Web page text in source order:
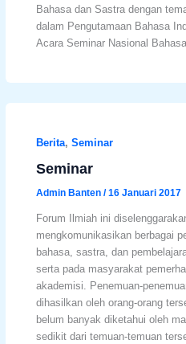
Bahasa dan Sastra dengan
dalam Pengutamaan Bahasa
Acara Seminar Nasional
Berita,Seminar
Seminar
Admin Banten/16 Januari 2017
Forum Ilmiah ini
mengkomunikasikan berbagai
bahasa, sastra, dan
serta pada masyarakat
akademisi. Penemuan-
dihasilkan oleh orang-orang
belum banyak diketahui oleh
sedikit dari temuan-temuan